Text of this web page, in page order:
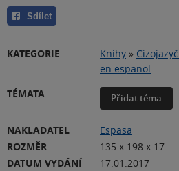
Sdílet
KATEGORIE Knihy »
en espanol
TÉMATA
Přidat téma
NAKLADATEL
Espasa
ROZMĚR
135 x 198 x 17
DATUM VYDÁNÍ
17.01.2017